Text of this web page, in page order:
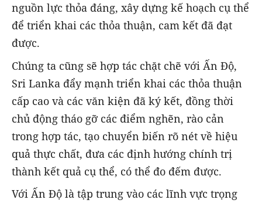
nguồn lực thỏa đáng, xây dựng kế hoạch cụ thể
để triển khai các thỏa thuận, cam kết đã đạt
được.
Chúng ta cũng sẽ hợp tác chặt chẽ với Ấn Độ,
Sri Lanka đẩy mạnh triển khai các thỏa thuận
cấp cao và các văn kiện đã ký kết, đồng thời
chủ động tháo gỡ các điểm nghẽn, rào cản
trong hợp tác, tạo chuyển biến rõ nét về hiệu
quả thực chất, đưa các định hướng chính trị
thành kết quả cụ thể, có thể đo đếm được.
Với Ấn Độ là tập trung vào các lĩnh vực trọng